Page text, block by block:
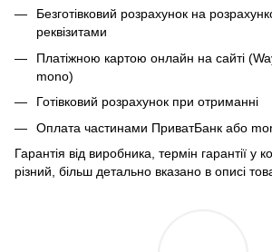
Безготівковий розрахунок на
реквізитами
Платіжною картою онлайн на сайті
mono)
Готівковий розрахунок при отриманні
Оплата частинами ПриватБанк або
Гарантія від виробника, термін гарантії у
різний, більш детально вказано в описі